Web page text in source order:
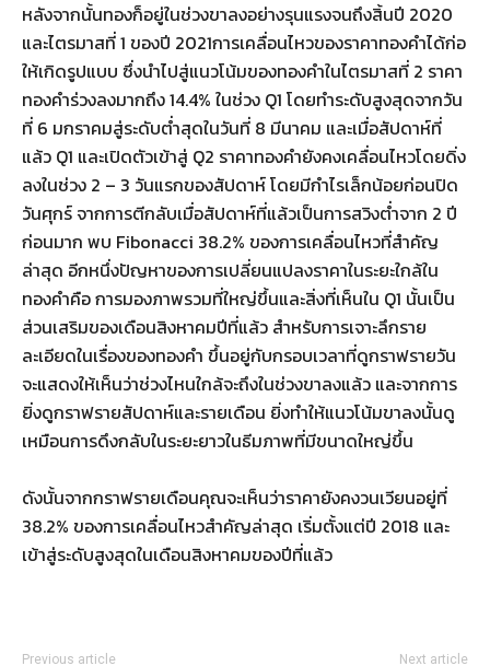
หลังจากนั้นทองก็อยู่ในช่วงขาลงอย่างรุนแรงจนถึงสิ้นปี 2020
และไตรมาสที่ 1 ของปี 2021การเคลื่อนไหวของราคาทองคำได้ก่อ
ให้เกิดรูปแบบ ซึ่งนำไปสู่แนวโน้มของทองคำในไตรมาสที่ 2 ราคา
ทองคำร่วงลงมากถึง 14.4% ในช่วง Q1 โดยทำระดับสูงสุดจากวัน
ที่ 6 มกราคมสู่ระดับต่ำสุดในวันที่ 8 มีนาคม และเมื่อสัปดาห์ที่
แล้ว Q1 และเปิดตัวเข้าสู่ Q2 ราคาทองคำยังคงเคลื่อนไหวโดยดิ่ง
ลงในช่วง 2 – 3 วันแรกของสัปดาห์ โดยมีกำไรเล็กน้อยก่อนปิด
วันศุกร์ จากการตีกลับเมื่อสัปดาห์ที่แล้วเป็นการสวิงต่ำจาก 2 ปี
ก่อนมาก พบ Fibonacci 38.2% ของการเคลื่อนไหวที่สำคัญ
ล่าสุด อีกหนึ่งปัญหาของการเปลี่ยนแปลงราคาในระยะใกล้ใน
ทองคำคือ การมองภาพรวมที่ใหญ่ขึ้นและสิ่งที่เห็นใน Q1 นั้นเป็น
ส่วนเสริมของเดือนสิงหาคมปีที่แล้ว สำหรับการเจาะลึกราย
ละเอียดในเรื่องของทองคำ ขึ้นอยู่กับกรอบเวลาที่ดูกราฟรายวัน
จะแสดงให้เห็นว่าช่วงไหนใกล้จะถึงในช่วงขาลงแล้ว และจากการ
ยิ่งดูกราฟรายสัปดาห์และรายเดือน ยิ่งทำให้แนวโน้มขาลงนั้นดู
เหมือนการดึงกลับในระยะยาวในธีมภาพที่มีขนาดใหญ่ขึ้น
ดังนั้นจากกราฟรายเดือนคุณจะเห็นว่าราคายังคงวนเวียนอยู่ที่
38.2% ของการเคลื่อนไหวสำคัญล่าสุด เริ่มตั้งแต่ปี 2018 และ
เข้าสู่ระดับสูงสุดในเดือนสิงหาคมของปีที่แล้ว
Previous article Next article